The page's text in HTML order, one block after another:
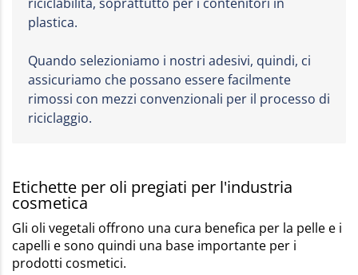
plastica.
Quando selezioniamo i nostri adesivi, quindi, ci
assicuriamo che possano essere facilmente
rimossi con mezzi convenzionali per il processo di
riciclaggio.
Etichette per oli pregiati per l'industria
cosmetica
Gli oli vegetali offrono una cura benefica per la pelle e i
capelli e sono quindi una base importante per i
prodotti cosmetici.